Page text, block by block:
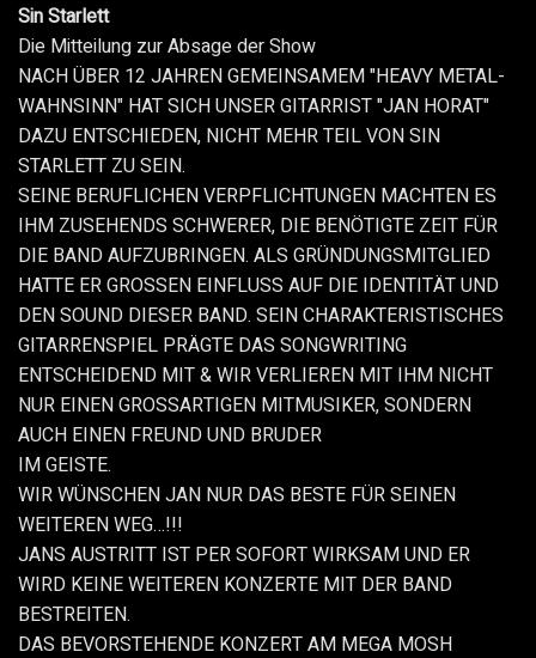
Sin Starlett
Die Mitteilung zur Absage der Show
NACH ÜBER 12 JAHREN GEMEINSAMEM "HEAVY METAL-
WAHNSINN" HAT SICH UNSER GITARRIST "JAN HORAT"
DAZU ENTSCHIEDEN, NICHT MEHR TEIL VON SIN
STARLETT ZU SEIN.
SEINE BERUFLICHEN VERPFLICHTUNGEN MACHTEN ES
IHM ZUSEHENDS SCHWERER, DIE BENÖTIGTE ZEIT FÜR
DIE BAND AUFZUBRINGEN. ALS GRÜNDUNGSMITGLIED
HATTE ER GROSSEN EINFLUSS AUF DIE IDENTITÄT UND
DEN SOUND DIESER BAND. SEIN CHARAKTERISTISCHES
GITARRENSPIEL PRÄGTE DAS SONGWRITING
ENTSCHEIDEND MIT & WIR VERLIEREN MIT IHM NICHT
NUR EINEN GROSSARTIGEN MITMUSIKER, SONDERN
AUCH EINEN FREUND UND BRUDER
IM GEISTE.
WIR WÜNSCHEN JAN NUR DAS BESTE FÜR SEINEN
WEITEREN WEG…!!!
JANS AUSTRITT IST PER SOFORT WIRKSAM UND ER
WIRD KEINE WEITEREN KONZERTE MIT DER BAND
BESTREITEN.
DAS BEVORSTEHENDE KONZERT AM MEGA MOSH